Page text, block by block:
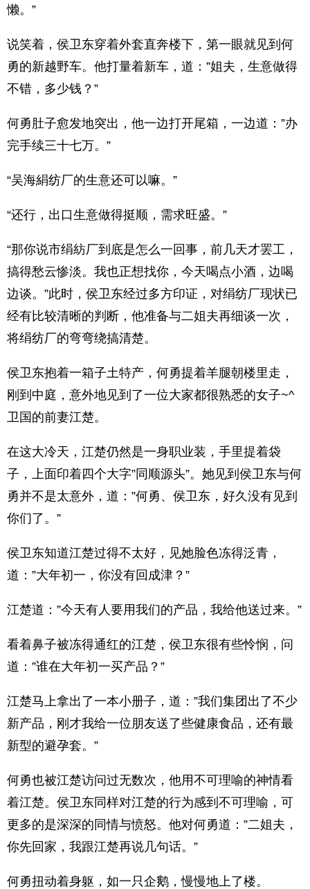
懒。”
说笑着，侯卫东穿着外套直奔楼下，第一眼就见到何
勇的新越野车。他打量着新车，道：”姐夫，生意做得
不错，多少钱？”
何勇肚子愈发地突出，他一边打开尾箱，一边道：”办
完手续三十七万。”
“吴海絹纺厂的生意还可以嘛。”
“还行，出口生意做得挺顺，需求旺盛。”
“那你说市绢紡厂到底是怎么一回事，前几天才罢工，
搞得愁云惨淡。我也正想找你，今天喝点小酒，边喝
边谈。”此时，侯卫东经过多方印证，对绢纺厂现状已
经有比较清晰的判断，他准备与二姐夫再细谈一次，
将绢纺厂的弯弯绕搞清楚。
侯卫东抱着一箱子土特产，何勇提着羊腿朝楼里走，
刚到中庭，意外地见到了一位大家都很熟悉的女子~^
卫国的前妻江楚。
在这大冷天，江楚仍然是一身职业装，手里提着袋
子，上面印着四个大字”同顺源头”。她见到侯卫东与何
勇并不是太意外，道：”何勇、侯卫东，好久没有见到
你们了。”
侯卫东知道江楚过得不太好，见她脸色冻得泛青，
道：”大年初一，你没有回成津？”
江楚道：”今天有人要用我们的产品，我给他送过来。”
看着鼻子被冻得通红的江楚，侯卫东很有些怜悯，问
道：”谁在大年初一买产品？”
江楚马上拿出了一本小册子，道：”我们集团出了不少
新产品，刚才我给一位朋友送了些健康食品，还有最
新型的避孕套。”
何勇也被江楚访问过无数次，他用不可理喻的神情看
着江楚。侯卫东同样对江楚的行为感到不可理喻，可
更多的是深深的同情与愤怒。他对何勇道：”二姐夫，
你先回家，我跟江楚再说几句话。”
何勇扭动着身躯，如一只企鹅，慢慢地上了楼。